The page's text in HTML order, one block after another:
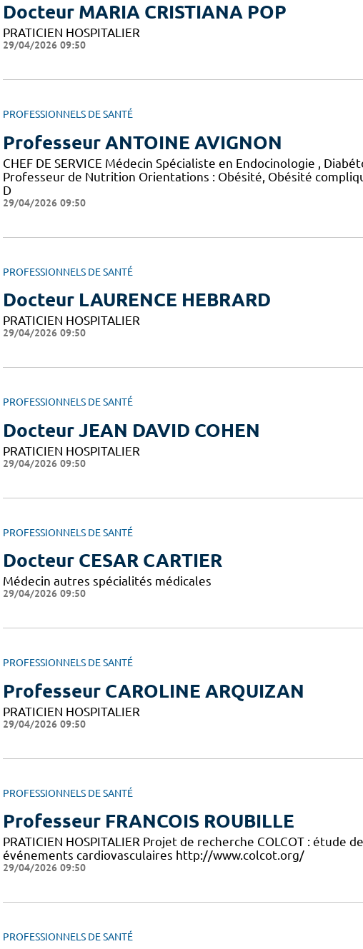
Docteur MARIA CRISTIANA POP
PRATICIEN HOSPITALIER
29/04/2026 09:50
PROFESSIONNELS DE SANTÉ
Professeur ANTOINE AVIGNON
CHEF DE SERVICE Médecin Spécialiste en Endocinologie ,
Professeur de Nutrition Orientations : Obésité, Obésité
D
29/04/2026 09:50
PROFESSIONNELS DE SANTÉ
Docteur LAURENCE HEBRARD
PRATICIEN HOSPITALIER
29/04/2026 09:50
PROFESSIONNELS DE SANTÉ
Docteur JEAN DAVID COHEN
PRATICIEN HOSPITALIER
29/04/2026 09:50
PROFESSIONNELS DE SANTÉ
Docteur CESAR CARTIER
Médecin autres spécialités médicales
29/04/2026 09:50
PROFESSIONNELS DE SANTÉ
Professeur CAROLINE ARQUIZAN
PRATICIEN HOSPITALIER
29/04/2026 09:50
PROFESSIONNELS DE SANTÉ
Professeur FRANCOIS ROUBILLE
PRATICIEN HOSPITALIER Projet de recherche COLCOT : étude
événements cardiovasculaires http://www.colcot.org/
29/04/2026 09:50
PROFESSIONNELS DE SANTÉ